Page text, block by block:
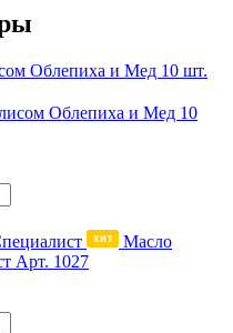
Облепиха и Мед 10
Масло
Арт. 1027